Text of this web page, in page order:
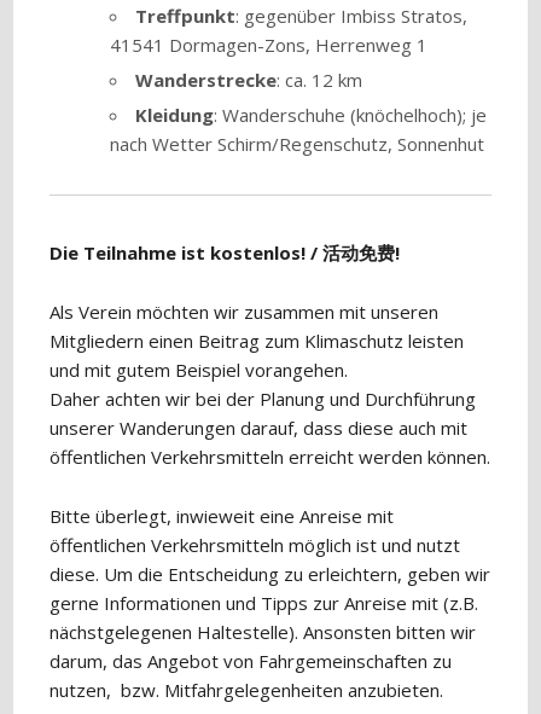
Treffpunkt: gegenüber Imbiss Stratos,
41541 Dormagen-Zons, Herrenweg 1
Wanderstrecke: ca. 12 km
Kleidung: Wanderschuhe (knöchelhoch); je
nach Wetter Schirm/Regenschutz, Sonnenhut
Die Teilnahme ist kostenlos! / 活动免费!
Als Verein möchten wir zusammen mit unseren
Mitgliedern einen Beitrag zum Klimaschutz leisten
und mit gutem Beispiel vorangehen.
Daher achten wir bei der Planung und Durchführung
unserer Wanderungen darauf, dass diese auch mit
öffentlichen Verkehrsmitteln erreicht werden können.
Bitte überlegt, inwieweit eine Anreise mit
öffentlichen Verkehrsmitteln möglich ist und nutzt
diese. Um die Entscheidung zu erleichtern, geben wir
gerne Informationen und Tipps zur Anreise mit (z.B.
nächstgelegenen Haltestelle). Ansonsten bitten wir
darum, das Angebot von Fahrgemeinschaften zu
nutzen, bzw. Mitfahrgelegenheiten anzubieten.